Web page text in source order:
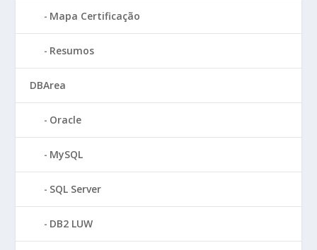
Mapa Certificação
Resumos
DBArea
Oracle
MySQL
SQL Server
DB2 LUW